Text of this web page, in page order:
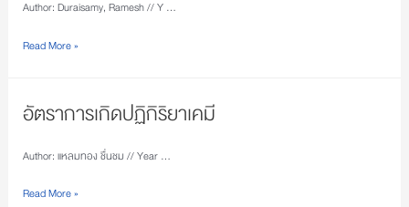
Author: Duraisamy, Ramesh // Y …
Read More »
อัตราการเกิดปฏิกิริยาเคมี
Author: แหลมทอง ชื่นชม // Year …
Read More »